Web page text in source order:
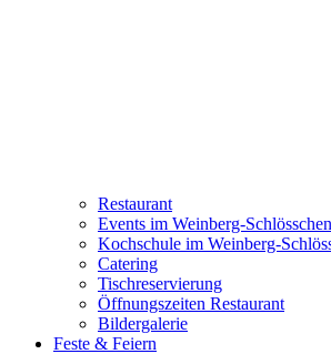
Restaurant
Events im Weinberg-Schlösschen
Kochschule im Weinberg-
Catering
Tischreservierung
Öffnungszeiten Restaurant
Bildergalerie
Feste & Feiern